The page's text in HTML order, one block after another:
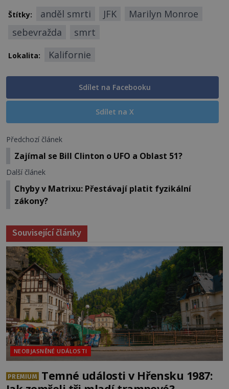
Štítky: anděl smrti JFK
Marilyn Monroe
sebevražda
smrt
Lokalita: Kalifornie
Sdílet na Facebooku
Sdílet na X
Předchozí článek
Zajímal se Bill Clinton o UFO a Oblast 51?
Další článek
Chyby v Matrixu: Přestávají platit fyzikální
zákony?
Související články
NEOBJASNĚNÉ UDÁLOSTI
PREMIUM
Temné události v Hřensku 1987: